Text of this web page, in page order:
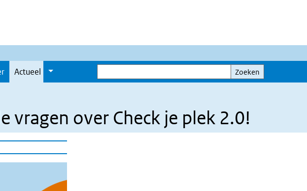
Actueel
Zoeken
Zoeken
vragen over Check je plek 2.0!